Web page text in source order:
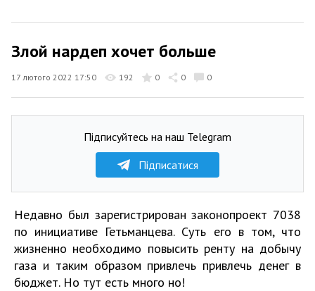
Злой нардеп хочет больше
17 лютого 2022 17:50 192 0 0 0
Підписуйтесь на наш Telegram
Підписатися
Недавно был зарегистрирован законопроект 7038
по инициативе Гетьманцева. Суть его в том, что
жизненно необходимо повысить ренту на добычу
газа и таким образом привлечь привлечь денег в
бюджет. Но тут есть много но!